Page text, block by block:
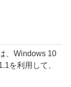
、Windows 10
を利用して、